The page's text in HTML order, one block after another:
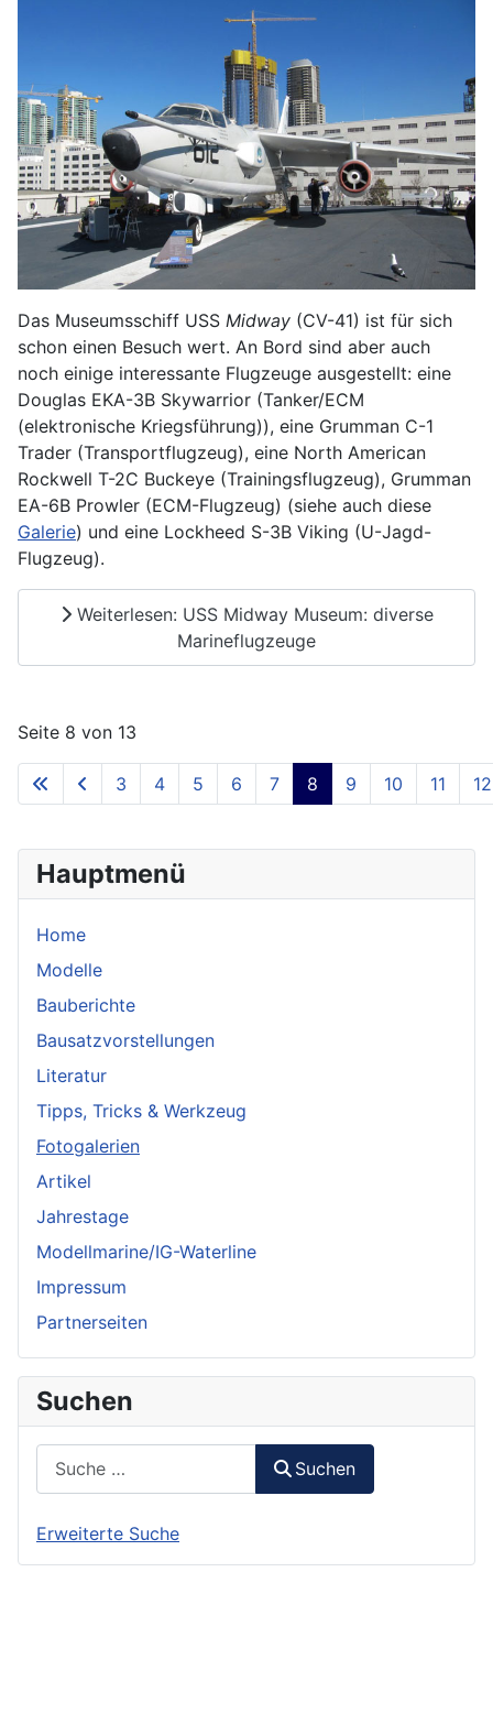
Hauptmenü
Home
Modelle
Bauberichte
Bausatzvorstellungen
Literatur
Tipps, Tricks & Werkzeug
Fotogalerien
Artikel
Jahrestage
Modellmarine/IG-Waterline
Impressum
Partnerseiten
Suchen
Suchen
Erweiterte Suche
Das Museumsschiff USS Midway (CV-41) ist für sich
schon einen Besuch wert. An Bord sind aber auch
noch einige interessante Flugzeuge ausgestellt: eine
Douglas EKA-3B Skywarrior (Tanker/ECM
(elektronische Kriegsführung)), eine Grumman C-1
Trader (Transportflugzeug), eine North American
Rockwell T-2C Buckeye (Trainingsflugzeug), Grumman
EA-6B Prowler (ECM-Flugzeug) (siehe auch diese
Galerie) und eine Lockheed S-3B Viking (U-Jagd-
Flugzeug).
Weiterlesen: USS Midway Museum: diverse
Marineflugzeuge
Seite 8 von 13
3 4 5 6 7 8 9 10 11 12